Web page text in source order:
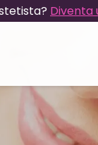
Diventa